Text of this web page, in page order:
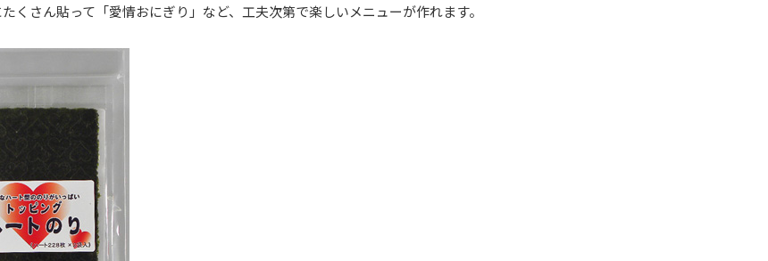
くさん貼って「愛情おにぎり」など、工夫次第で楽しいメニューが作れます。